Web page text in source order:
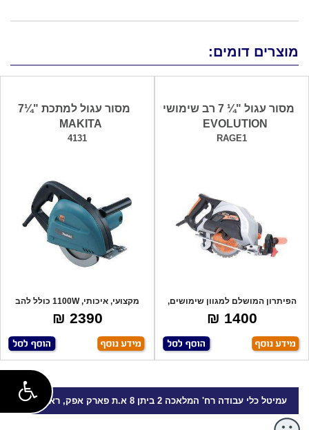
מוצרים דומים:
מסור עגול "¼ 7 רב שימושי
EVOLUTION
RAGE1
הפיתרון המושלם למגוון שימושים,
הכל עם או
1400 ₪
מסור עגול למתכת "¼7
MAKITA
4131
מקצועי, איכותי, 1100W כולל להב
וידיה למת
2390 ₪
עמיטל כלי עבודה רח' המלאכה 2 ביתן 8 א.ת פארק אפק, ראש העין